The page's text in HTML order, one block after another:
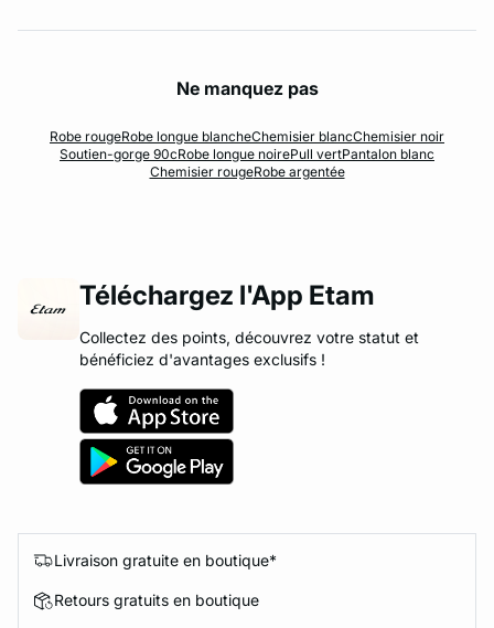
Ne manquez pas
Robe rougeRobe longue blancheChemisier blancChemisier noir
Soutien-gorge 90cRobe longue noirePull vertPantalon blanc
Chemisier rougeRobe argentée
Téléchargez l'App Etam
Collectez des points, découvrez votre statut et
bénéficiez d'avantages exclusifs !
Livraison gratuite en boutique*
Retours gratuits en boutique